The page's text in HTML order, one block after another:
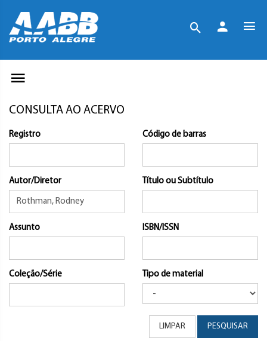
CONSULTA AO ACERVO
Registro Código de barras
Autor/Diretor Título ou Subtítulo
Assunto ISBN/ISSN
Coleção/Série Tipo de material
LIMPAR PESQUISAR